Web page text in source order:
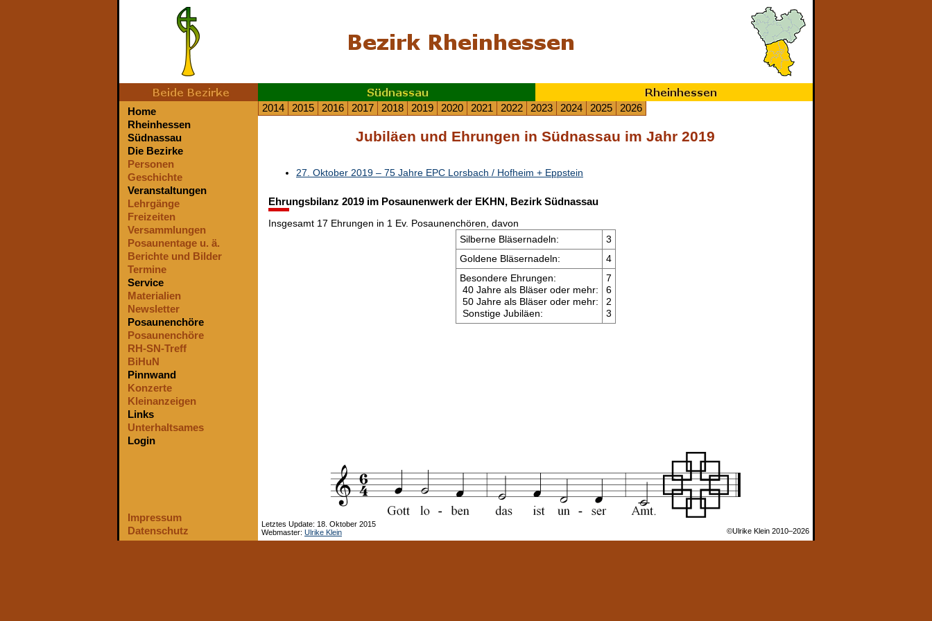
Home
Rheinhessen
Südnassau
Die Bezirke
Personen
Geschichte
Veranstaltungen
Lehrgänge
Freizeiten
Versammlungen
Posaunentage u. ä.
Berichte und Bilder
Termine
Service
Materialien
Newsletter
Posaunenchöre
Posaunenchöre
RH-SN-Treff
BiHuN
Pinnwand
Konzerte
Kleinanzeigen
Links
Unterhaltsames
Login
2014 2015 2016 2017 2018 2019 2020 2021 2022 2023 2024 2025 2026
Jubiläen und Ehrungen in Südnassau im Jahr 2019
27. Oktober 2019 – 75 Jahre EPC Lorsbach / Hofheim + Eppstein
Ehrungsbilanz 2019 im Posaunenwerk der EKHN, Bezirk Südnassau
Insgesamt 17 Ehrungen in 1 Ev. Posaunenchören, davon
Silberne Bläsernadeln:
3
Goldene Bläsernadeln:
4
Besondere Ehrungen:
40 Jahre als Bläser oder mehr:
50 Jahre als Bläser oder mehr:
Sonstige Jubiläen:
7
6
2
3
Impressum
Datenschutz
Letztes Update: 18. Oktober 2015
Webmaster: Ulrike Klein ©Ulrike Klein 2010–2026